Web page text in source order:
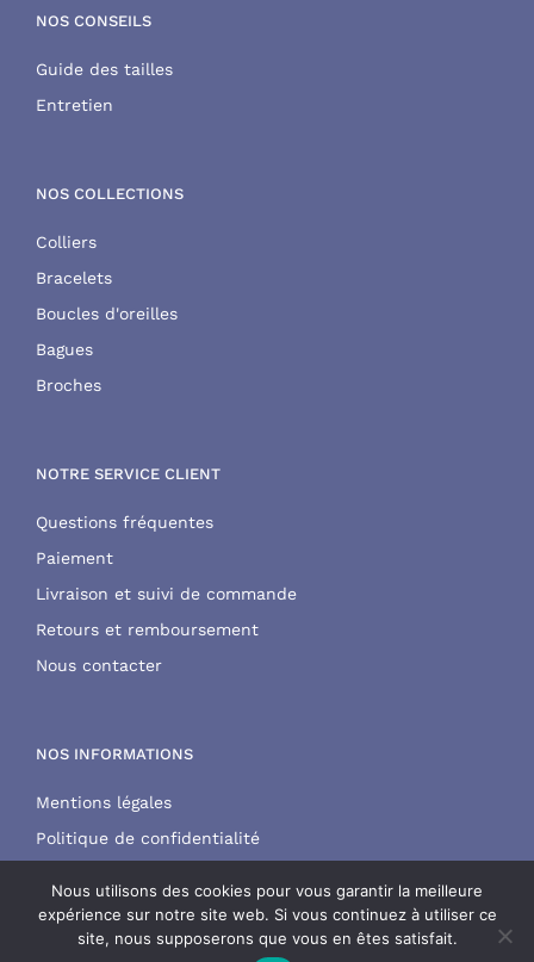
NOS CONSEILS
Guide des tailles
Entretien
NOS COLLECTIONS
Colliers
Bracelets
Boucles d'oreilles
Bagues
Broches
NOTRE SERVICE CLIENT
Questions fréquentes
Paiement
Livraison et suivi de commande
Retours et remboursement
Nous contacter
NOS INFORMATIONS
Mentions légales
Politique de confidentialité
Nous utilisons des cookies pour vous garantir la meilleure
expérience sur notre site web. Si vous continuez à utiliser ce
site, nous supposerons que vous en êtes satisfait.